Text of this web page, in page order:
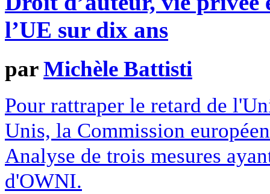
l’UE sur dix ans
parMichèle Battisti
Pour rattraper le retard de
Unis, la Commission
Analyse de trois mesures
d'OWNI.